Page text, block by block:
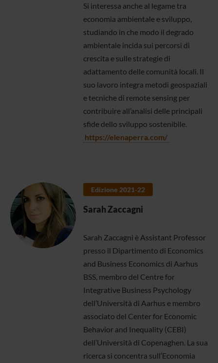
Si interessa anche al legame tra
economia ambientale e sviluppo,
studiando in che modo il degrado
ambientale incida sui percorsi di
crescita e sulle strategie di
adattamento delle comunità locali. Il
suo lavoro integra metodi geospaziali
e tecniche di remote sensing per
contribuire all’analisi delle principali
sfide dello sviluppo sostenibile.
https://elenaperra.com/
Edizione 2021-22
Sarah Zaccagni
Sarah Zaccagni è Assistant Professor
presso il Dipartimento di Economics
and Business Economics di Aarhus
BSS, membro del Centre for
Integrative Business Psychology
dell’Università di Aarhus e membro
associato del Center for Economic
Behavior and Inequality (CEBI)
dell’Università di Copenaghen. La sua
ricerca si concentra sull’Economia